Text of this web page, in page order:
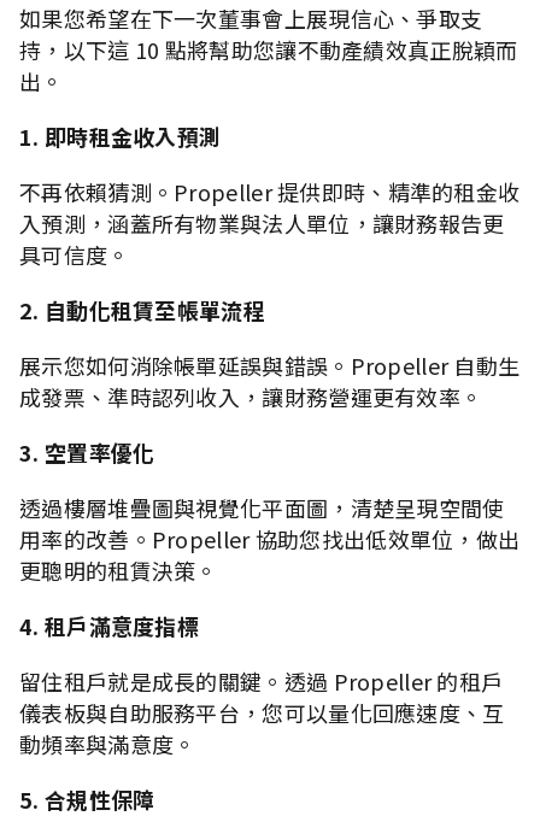
如果您希望在下一次董事會上展現信心、爭取支
持，以下這 10 點將幫助您讓不動產績效真正脫穎而
出。
1. 即時租金收入預測
不再依賴猜測。Propeller 提供即時、精準的租金收
入預測，涵蓋所有物業與法人單位，讓財務報告更
具可信度。
2. 自動化租賃至帳單流程
展示您如何消除帳單延誤與錯誤。Propeller 自動生
成發票、準時認列收入，讓財務營運更有效率。
3. 空置率優化
透過樓層堆疊圖與視覺化平面圖，清楚呈現空間使
用率的改善。Propeller 協助您找出低效單位，做出
更聰明的租賃決策。
4. 租戶滿意度指標
留住租戶就是成長的關鍵。透過 Propeller 的租戶
儀表板與自助服務平台，您可以量化回應速度、互
動頻率與滿意度。
5. 合規性保障